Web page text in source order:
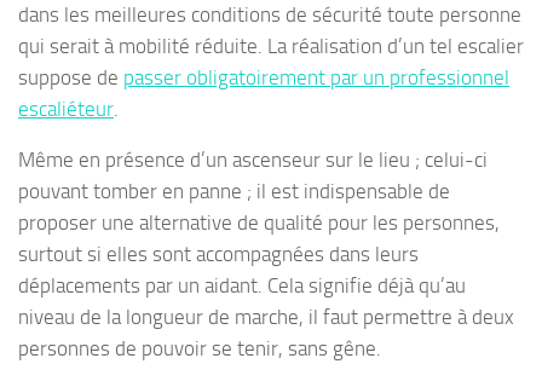
dans les meilleures conditions de sécurité toute personne
qui serait à mobilité réduite. La réalisation d’un tel escalier
suppose de passer obligatoirement par un professionnel
escaliéteur
Même en présence d’un ascenseur sur le lieu ; celui-ci
pouvant tomber en panne ; il est indispensable de
proposer une alternative de qualité pour les personnes,
surtout si elles sont accompagnées dans leurs
déplacements par un aidant. Cela signifie déjà qu’au
niveau de la longueur de marche, il faut permettre à deux
personnes de pouvoir se tenir, sans gêne.